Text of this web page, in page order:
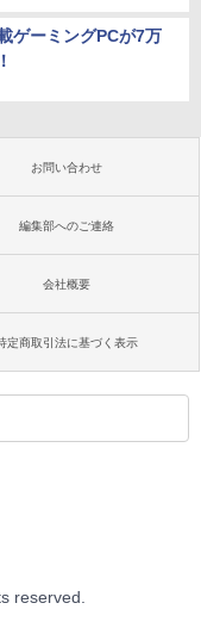
ゲーミングPCが7万
お問い合わせ
編集部へのご連絡
会社概要
定商取引法に基づく表示
reserved.